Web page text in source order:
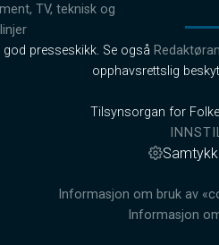
TV, teknisk og
god presseskikk. Se også
opphavsrettslig
Tilsynsorgan for
Informasjon om bruk av
Informasjon